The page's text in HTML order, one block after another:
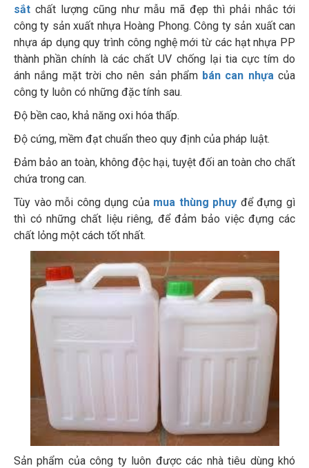
sắt chất lượng cũng như mẫu mã đẹp thì phải nhắc tới
công ty sản xuất nhựa Hoàng Phong. Công ty sản xuất can
nhựa áp dụng quy trình công nghệ mới từ các hạt nhựa PP
thành phần chính là các chất UV chống lại tia cực tím do
ánh nắng mặt trời cho nên sản phẩm bán can nhựacủa
công ty luôn có những đặc tính sau.
Độ bền cao, khả năng oxi hóa thấp.
Độ cứng, mềm đạt chuẩn theo quy định của pháp luật.
Đảm bảo an toàn, không độc hại, tuyệt đối an toàn cho chất
chứa trong can.
Tùy vào mỗi công dụng của mua thùng phuy để đựng gì
thì có những chất liệu riêng, để đảm bảo việc đựng các
chất lỏng một cách tốt nhất.
Sản phẩm của công ty luôn được các nhà tiêu dùng khó